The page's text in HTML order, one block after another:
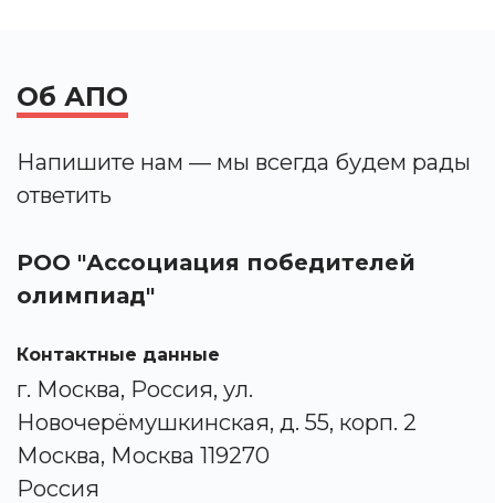
Об АПО
Напишите нам — мы всегда будем рады
ответить
РОО "Ассоциация победителей
олимпиад"
Контактные данные
г. Москва, Россия, ул.
Новочерёмушкинская, д. 55, корп. 2
Москва, Москва 119270
Россия